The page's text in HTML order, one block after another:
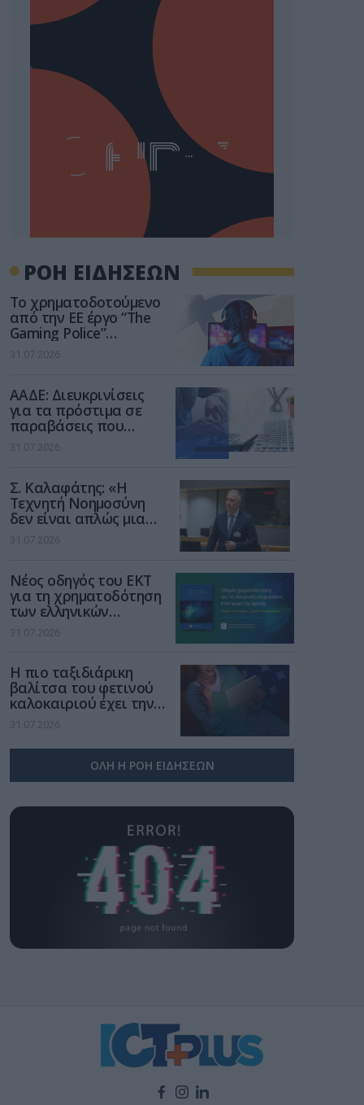
ΡΟΗ ΕΙΔΗΣΕΩΝ
Το χρηματοδοτούμενο
από την ΕΕ έργο “The
Gaming Police”
ενισχύει την ασφάλεια
των παιδιών στο
31.07.2026
ΑΑΔΕ: Διευκρινίσεις
για τα πρόστιμα σε
παραβάσεις που
αφορούν τους ΦΗΜ
31.07.2026
Σ. Καλαφάτης: «Η
Τεχνητή Νοημοσύνη
δεν είναι απλώς μια
νέα τεχνολογία, είναι
μια νέα βιομηχανική
31.07.2026
Νέος οδηγός του ΕΚΤ
για τη χρηματοδότηση
των ελληνικών
επιχειρήσεων στον
χώρο της άμυνας
31.07.2026
Η πιο ταξιδιάρικη
βαλίτσα του φετινού
καλοκαιριού έχει την
υπογραφή της Xiaomi
31.07.2026
ΟΛΗ Η ΡΟΗ ΕΙΔΗΣΕΩΝ